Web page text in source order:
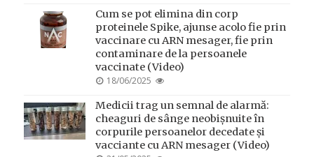
Cum se pot elimina din corp
proteinele Spike, ajunse acolo fie prin
vaccinare cu ARN mesager, fie prin
contaminare de la persoanele
vaccinate (Video)
POSTED
18/06/2025
Medicii trag un semnal de alarmă:
cheaguri de sânge neobișnuite în
corpurile persoanelor decedate și
vacciante cu ARN mesager (Video)